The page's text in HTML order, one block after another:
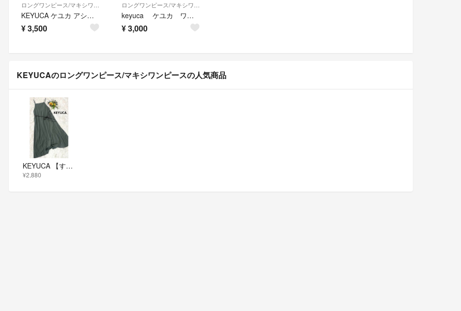
ロングワンピース/マキシワンピース
KEYUCA ケユカ アシンメトリー フレアプリーツ ロングワンピース
¥3,500
ロングワンピース/マキシワンピース
keyuca ケユカ ワンピース 青 ブルー
¥3,000
KEYUCAのロングワンピース/マキシワンピースの人気商品
KEYUCA 【すごナノ撥水】タンブラータフタキャミワンピース
¥2,880